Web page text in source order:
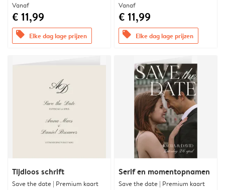
Vanaf
€ 11,99
offers Elke dag lage prijzen
Vanaf
€ 11,99
offers Elke dag lage prijzen
Tijdloos schrift
Save the date | Premium kaart
Serif en momentopnamen
Save the date | Premium kaart